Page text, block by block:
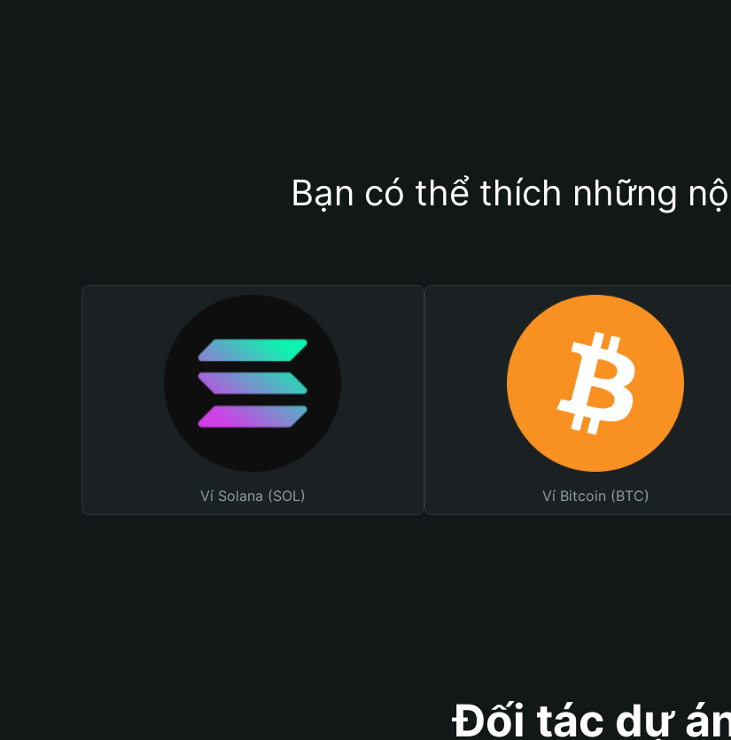
Bạn có thể thích những
Ví Solana (SOL) Ví Bitcoin (BTC)
Đối tác dự